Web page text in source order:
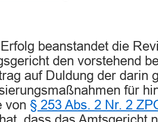
beanstandet die
den vorstehend
auf Duldung der darin
für
von § 253 Abs. 2 Nr. 2